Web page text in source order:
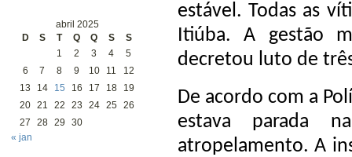
abril 2025
D
S T Q Q S
S
1
2 3 4
5
6
7 8 9 10 11
12
13
14 15 16 17 18
19
20 21 22 23 24 25 26
27
28 29
30
« jan
estável. Todas as
Itiúba. A gestão
decretou luto de
De acordo com a
estava parada
atropelamento. A